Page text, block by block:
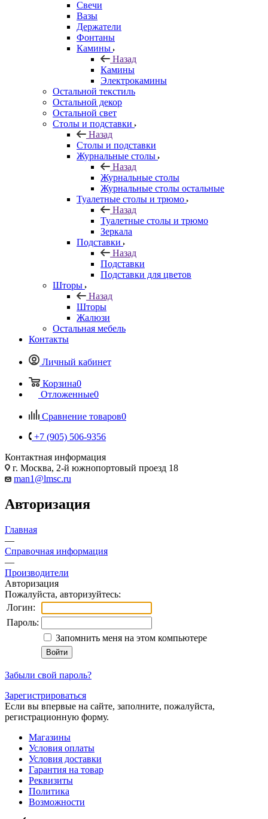
Свечи
Вазы
Держатели
Фонтаны
Камины
Назад
Камины
Электрокамины
Остальной текстиль
Остальной декор
Остальной свет
Столы и подставки
Назад
Столы и подставки
Журнальные столы
Назад
Журнальные столы
Журнальные столы остальные
Туалетные столы и трюмо
Назад
Туалетные столы и трюмо
Зеркала
Подставки
Назад
Подставки
Подставки для цветов
Шторы
Назад
Шторы
Жалюзи
Остальная мебель
Контакты
Личный кабинет
Корзина0
Отложенные0
Сравнение товаров0
+7 (905) 506-9356
Контактная информация
г. Москва, 2-й южнопортовый проезд 18
man1@lmsc.ru
Авторизация
Главная
—
Справочная информация
—
Производители
Авторизация
Пожалуйста, авторизуйтесь:
Логин:
Пароль:
Запомнить меня на этом компьютере
Забыли свой пароль?
Зарегистрироваться
Если вы впервые на сайте, заполните, пожалуйста,
регистрационную форму.
Магазины
Условия оплаты
Условия доставки
Гарантия на товар
Реквизиты
Политика
Возможности